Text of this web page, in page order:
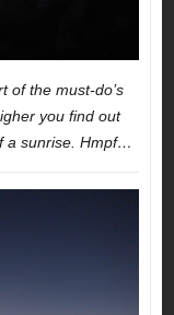
of the must-do’s
you find out
a sunrise. Hmpf…